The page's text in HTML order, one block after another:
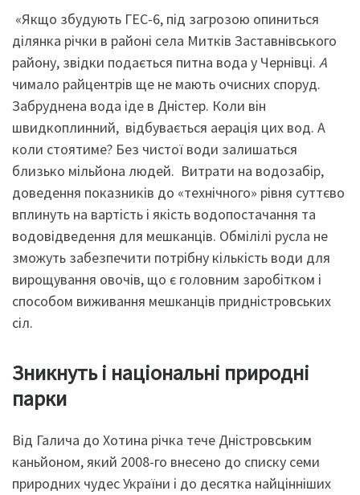
«Якщо збудують ГЕС-6, під загрозою опиниться
ділянка річки в районі села Митків Заставнівського
району, звідки подається питна вода у Чернівці. А
чимало райцентрів ще не мають очисних споруд.
Забруднена вода іде в Дністер. Коли він
швидкоплинний, відбувається аерація цих вод. А
коли стоятиме? Без чистої води залишаться
близько мільйона людей. Витрати на водозабір,
доведення показників до «технічного» рівня суттєво
вплинуть на вартість і якість водопостачання та
водовідведення для мешканців. Обмілілі русла не
зможуть забезпечити потрібну кількість води для
вирощування овочів, що є головним заробітком і
способом виживання мешканців придністровських
сіл.
Зникнуть і національні природні
парки
Від Галича до Хотина річка тече Дністровським
каньйоном, який 2008-го внесено до списку семи
природних чудес України і до десятка найцінніших